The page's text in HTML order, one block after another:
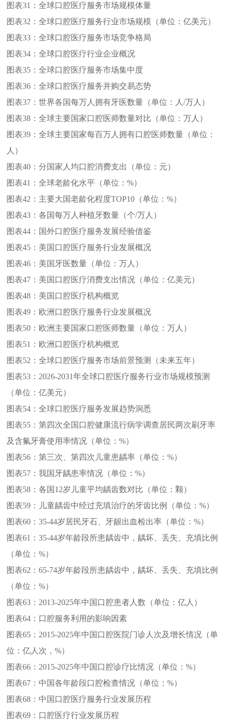
图表31：全球口腔医疗服务市场规模体量
图表32：全球口腔医疗服务行业市场规模（单位：亿美元）
图表33：全球口腔医疗服务市场竞争格局
图表34：全球口腔医疗行业企业概况
图表35：全球口腔医疗服务市场集中度
图表36：全球口腔医疗服务并购交易态势
图表37：世界各国每万人拥有牙医数量（单位：人/万人）
图表38：全球主要国家口腔医师数量对比（单位：万人）
图表39：全球主要国家每百万人拥有口腔医师数量（单位：
人）
图表40：分国家人均口腔消费支出（单位：元）
图表41：全球老龄化水平（单位：%）
图表42： 主要大国老龄化程度TOP10（单位：%）
图表43：各国每万人种植牙数量（个/万人）
图表44： 国外口腔医疗服务发展经验借鉴
图表45： 美国口腔医疗服务行业发展概况
图表46： 美国牙医数量（单位：万人）
图表47： 美国口腔医疗消费支出情况（单位：亿美元）
图表48： 美国口腔医疗机构概览
图表49： 欧洲口腔医疗服务行业发展概况
图表50： 欧洲主要国家口腔医师数量（单位：万人）
图表51： 欧洲口腔医疗机构概览
图表52：全球口腔医疗服务市场前景预测（未来五年）
图表53： 2026-2031年全球口腔医疗服务行业市场规模预测
（单位：亿美元）
图表54：全球口腔医疗服务发展趋势洞悉
图表55：第四次全国口腔健康流行病学调查居民两次刷牙率
及含氟牙膏使用率情况（单位：%）
图表56：第三次、第四次儿童患龋率（单位：%）
图表57：我国牙龋患率情况（单位：%）
图表58：各国12岁儿童平均龋齿数对比（单位：颗）
图表59：
儿童龋齿中经过充填治疗的牙齿比例（单位：%）
图表60：35-44岁居民牙石、牙龈出血检出率（单位：%）
图表61：35-44岁年龄段所患龋齿中，龋坏、丢失、充填比例
（单位：%）
图表62：65-74岁年龄段所患龋齿中，龋坏、丢失、充填比例
（单位：%）
图表63： 2013-2025年中国口腔患者人数（单位：亿人）
图表64： 口腔服务利用的影响因素
图表65： 2015-2025年中国口腔医院门诊人次及增长情况（单
位：亿人次，%）
图表66： 2015-2025年中国口腔诊疗比情况（单位：%）
图表67： 中国各年龄段口腔检查情况（单位：%）
图表68： 中国口腔医疗服务行业发展历程
图表69： 口腔医疗行业发展历程